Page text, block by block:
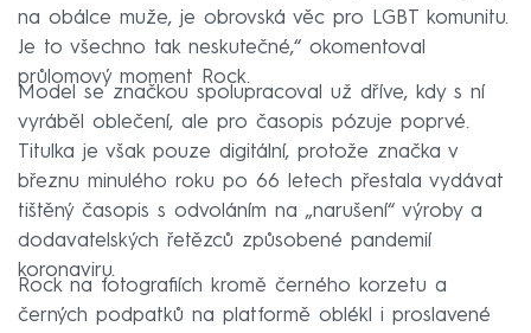
na obálce muže, je obrovská věc pro LGBT komunitu.
Je to všechno tak neskutečné,“ okomentoval
průlomový moment Rock.
Model se značkou spolupracoval už dříve, kdy s ní
vyráběl oblečení, ale pro časopis pózuje poprvé.
Titulka je však pouze digitální, protože značka v
březnu minulého roku po 66 letech přestala vydávat
tištěný časopis s odvoláním na „narušení“ výroby a
dodavatelských řetězců způsobené pandemií
koronaviru.
Rock na fotografiích kromě černého korzetu a
černých podpatků na platformě oblékl i proslavené